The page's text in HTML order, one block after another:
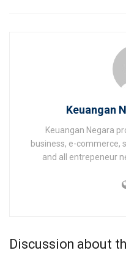
Keuangan
Keuangan Negara
business, e-commerce,
and all entrepeneur
Discussion about